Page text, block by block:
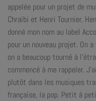
appelée pour un projet de
Chraïbi et Henri Tournier.
donné mon nom au label
pour un nouveau projet. On
on a beaucoup tourné à
commencé à me rappeler.
plutôt dans les musiques
française, la pop. Petit à